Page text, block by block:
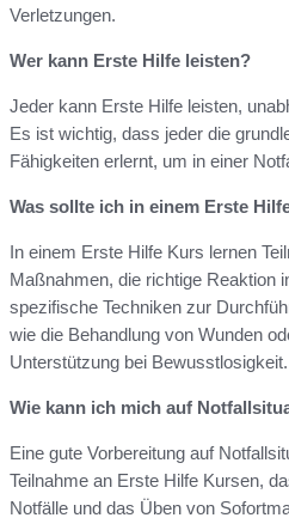
Verletzungen.
Wer kann Erste Hilfe leisten?
Jeder kann Erste Hilfe leisten,
Es ist wichtig, dass jeder die
Fähigkeiten erlernt, um in einer
Was sollte ich in einem Erste
In einem Erste Hilfe Kurs lernen
Maßnahmen, die richtige Reaktion
spezifische Techniken zur
wie die Behandlung von Wunden
Unterstützung bei Bewusstlosigkeit.
Wie kann ich mich auf
Eine gute Vorbereitung auf
Teilnahme an Erste Hilfe Kursen,
Notfälle und das Üben von